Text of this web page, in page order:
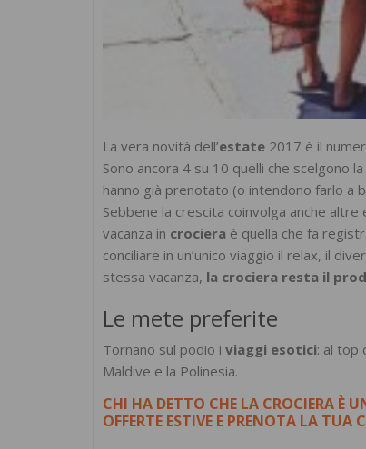
La vera novità dell’estate 2017 è il
Sono ancora 4 su 10 quelli che scelgono
hanno già prenotato (o intendono farlo a
Sebbene la crescita coinvolga anche
vacanza in crociera è quella che fa
conciliare in un’unico viaggio il relax, il
stessa vacanza, la crociera resta il
Le mete preferite
Tornano sul podio i viaggi esotici: al top
Maldive e la Polinesia.
CHI HA DETTO CHE LA CROCIERA È
OFFERTE ESTIVE E PRENOTA LA